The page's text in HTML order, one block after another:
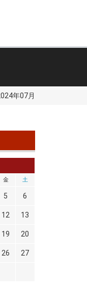
年07月
金 土
5 6
12 13
19 20
26 27